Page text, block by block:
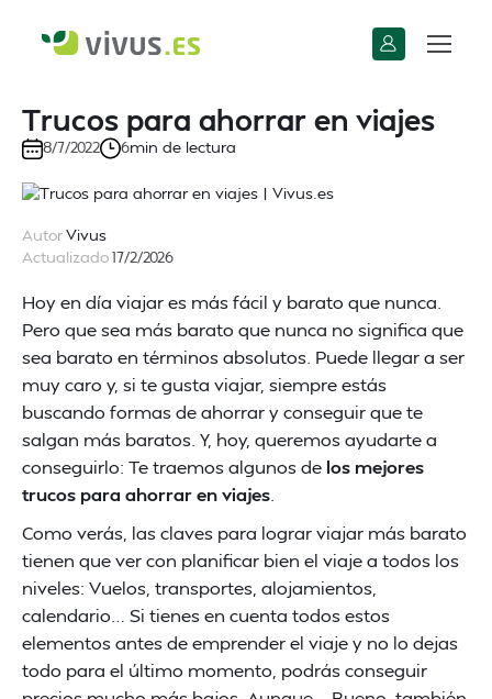
Trucos para ahorrar en viajes
8/7/2022 6min de lectura
AutorVivus
Actualizado17/2/2026
Hoy en día viajar es más fácil y barato que nunca.
Pero que sea más barato que nunca no significa que
sea barato en términos absolutos. Puede llegar a ser
muy caro y, si te gusta viajar, siempre estás
buscando formas de ahorrar y conseguir que te
salgan más baratos. Y, hoy, queremos ayudarte a
conseguirlo: Te traemos algunos de los mejores
trucos para ahorrar en viajes
Como verás, las claves para lograr viajar más barato
tienen que ver con planificar bien el viaje a todos los
niveles: Vuelos, transportes, alojamientos,
calendario… Si tienes en cuenta todos estos
elementos antes de emprender el viaje y no lo dejas
todo para el último momento, podrás conseguir